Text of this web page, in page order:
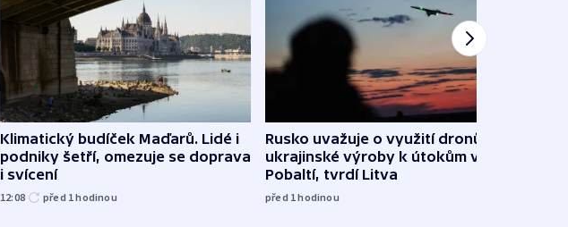
Klimatický budíček Maďarů. Lidé i
podniky šetří, omezuje se doprava
i svícení
12:08 před 1hodinou
Rusko uvažuje o využití dronů
ukrajinské výroby k útokům v
Pobaltí, tvrdí Litva
před 1hodinou